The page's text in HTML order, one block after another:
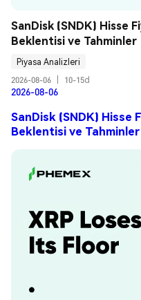
SanDisk (SNDK) Hisse
Beklentisi ve Tahminler
Piyasa Analizleri
2026-08-06
10-15d
2026-08-06
SanDisk (SNDK) Hisse
Beklentisi ve Tahminler